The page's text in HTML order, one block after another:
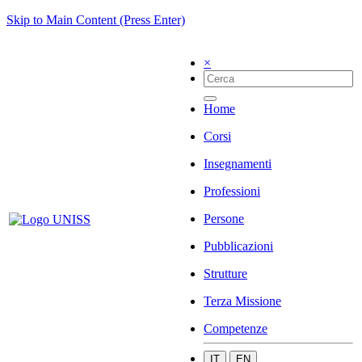
Skip to Main Content (Press Enter)
×
Home
Corsi
Insegnamenti
Professioni
Persone
Pubblicazioni
Strutture
Terza Missione
Competenze
IT EN